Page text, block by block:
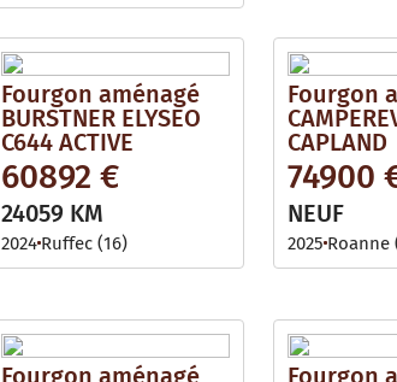
Fourgon aménagé
BURSTNER ELYSEO
C644 ACTIVE
60892 €
24059 KM
2024 Ruffec (16)
Fourgon
CAPLAND
74900
NEUF
2025 Roanne
Fourgon aménagé
Fourgon